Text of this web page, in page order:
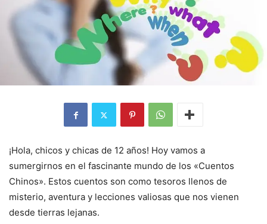
¡Hola, chicos y chicas de 12 años! Hoy vamos a
sumergirnos en el fascinante mundo de los «Cuentos
Chinos». Estos cuentos son como tesoros llenos de
misterio, aventura y lecciones valiosas que nos vienen
desde tierras lejanas.